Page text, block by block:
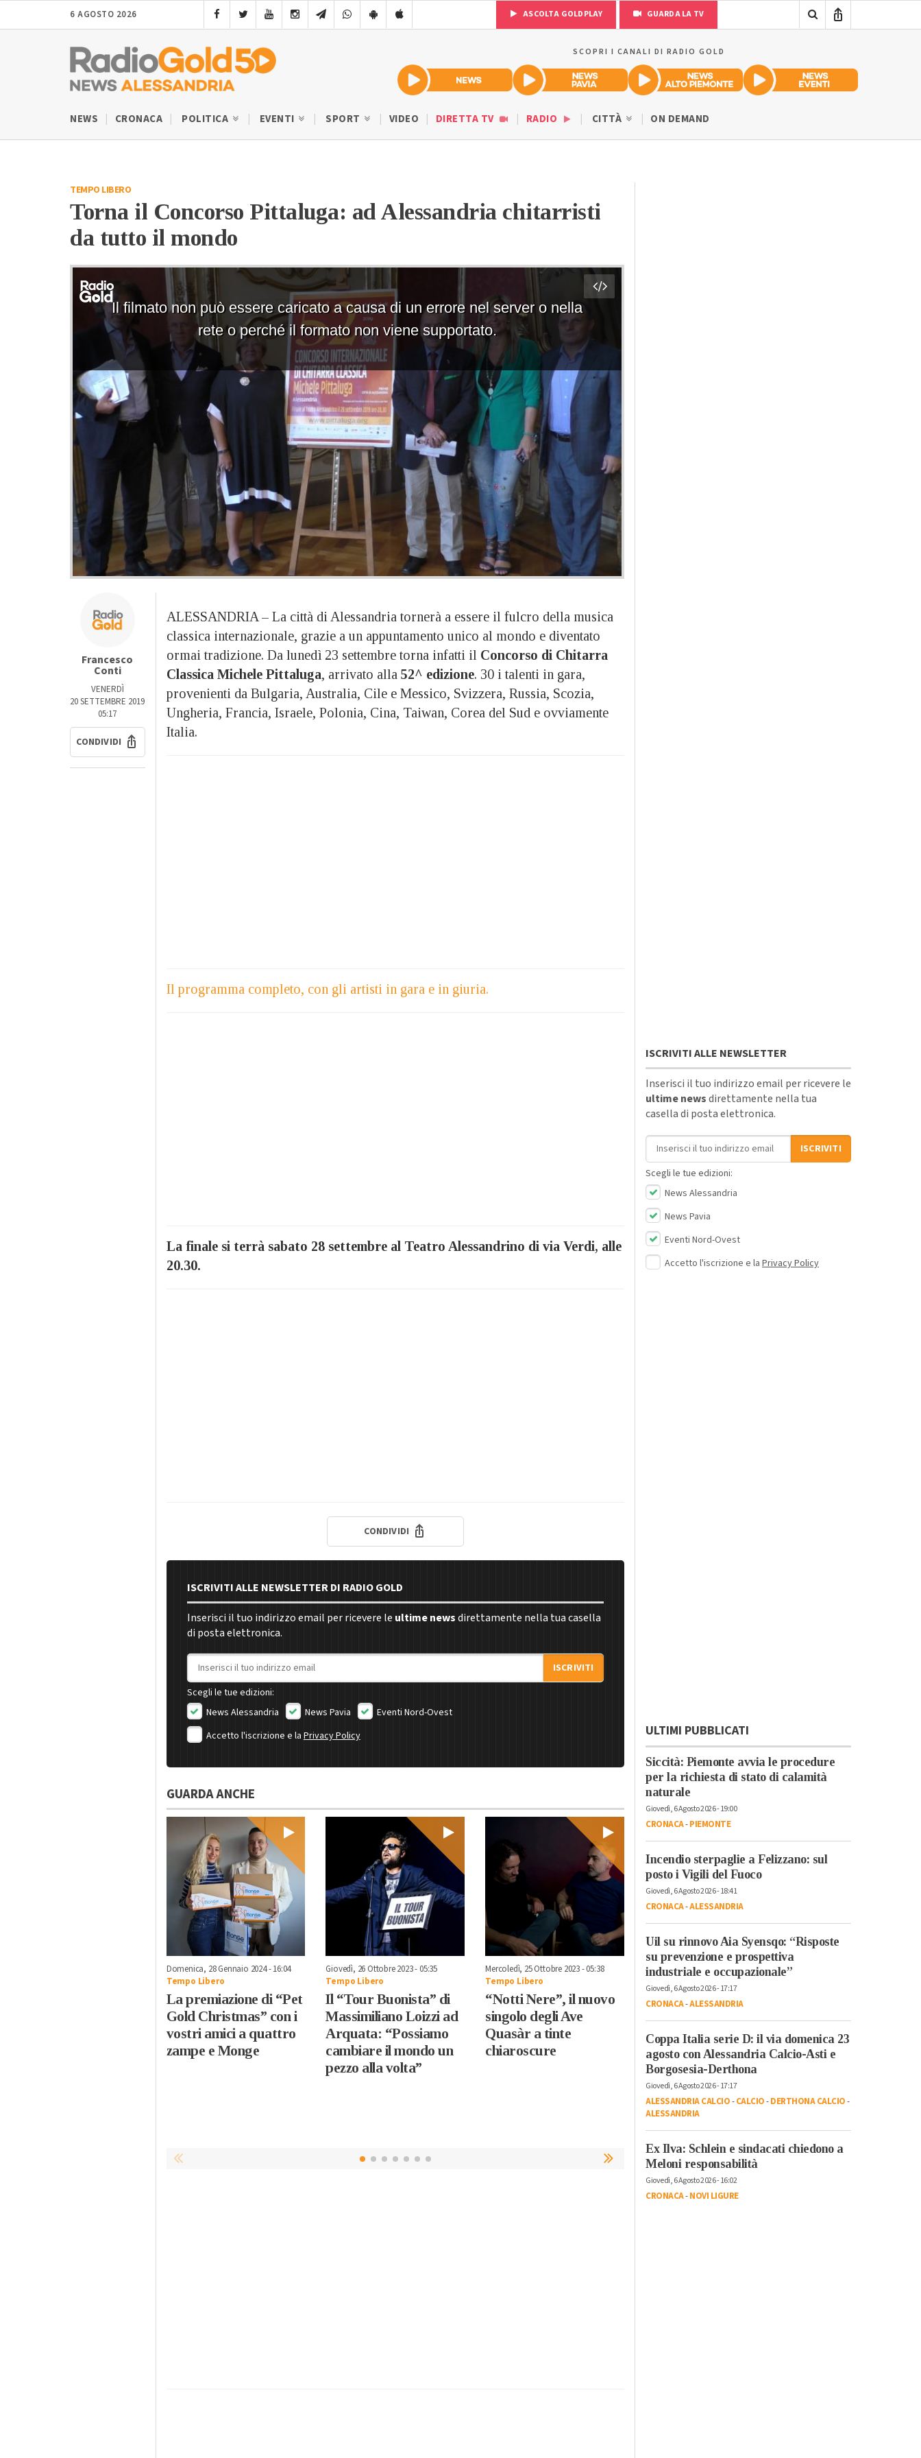
6 AGOSTO 2026 ASCOLTA GOLDPLAY GUARDA LA TV
SCOPRI I CANALI DI RADIO GOLD
NEWS CRONACA POLITICA EVENTI SPORT VIDEO DIRETTA TV RADIO CITTÀ ON DEMAND
TEMPO LIBERO
Torna il Concorso Pittaluga: ad Alessandria chitarristi
da tutto il mondo
Francesco
Conti
VENERDÌ
20 SETTEMBRE 2019
05:17
CONDIVIDI
ALESSANDRIA – La città di Alessandria tornerà a essere il fulcro della musica
classica internazionale, grazie a un appuntamento unico al mondo e diventato
ormai tradizione. Da lunedì 23 settembre torna infatti il Concorso di Chitarra
Classica Michele Pittaluga, arrivato alla 52^ edizione. 30 i talenti in gara,
provenienti da Bulgaria, Australia, Cile e Messico, Svizzera, Russia, Scozia,
Ungheria, Francia, Israele, Polonia, Cina, Taiwan, Corea del Sud e ovviamente
Italia.
Il programma completo, con gli artisti in gara e in giuria.
La finale si terrà sabato 28 settembre al Teatro Alessandrino di via Verdi, alle
20.30.
CONDIVIDI
ISCRIVITI ALLE NEWSLETTER DI RADIO GOLD
Inserisci il tuo indirizzo email per ricevere le ultime newsdirettamente nella tua casella
di posta elettronica.
Indirizzo email
ISCRIVITI
Scegli le tue edizioni:
News Alessandria
News Pavia
Eventi Nord-Ovest
Accetto l'iscrizione e laPrivacy Policy
GUARDA ANCHE
Domenica, 28 Gennaio 2024 - 16:04
Tempo Libero
La premiazione di “Pet
Gold Christmas” con i
vostri amici a quattro
zampe e Monge
Giovedì, 26 Ottobre 2023 - 05:35
Tempo Libero
Il “Tour Buonista” di
Massimiliano Loizzi ad
Arquata: “Possiamo
cambiare il mondo un
pezzo alla volta”
Mercoledì, 25 Ottobre 2023 - 05:38
Tempo Libero
“Notti Nere”, il nuovo
singolo degli Ave
Quasàr a tinte
chiaroscure
Lunedì, 23 Ottobre 2023 - 07:37
“Cursa di caraté” a
Rivarone: all’ultima
curva vince il rione
Castello
contemporanea
protagonista con
“Diffusissima 2023”
ISCRIVITI ALLE NEWSLETTER
Inserisci il tuo indirizzo email per ricevere le
ultime newsdirettamente nella tua
casella di posta elettronica.
Indirizzo email
ISCRIVITI
Scegli le tue edizioni:
News Alessandria
News Pavia
Eventi Nord-Ovest
Accetto l'iscrizione e la Privacy Policy
ULTIMI PUBBLICATI
Siccità: Piemonte avvia le procedure
per la richiesta di stato di calamità
naturale
Giovedì, 6 Agosto 2026 - 19:00
CRONACA-PIEMONTE
Incendio sterpaglie a Felizzano: sul
posto i Vigili del Fuoco
Giovedì, 6 Agosto 2026 - 18:41
CRONACA-ALESSANDRIA
Uil su rinnovo Aia Syensqo: “Risposte
su prevenzione e prospettiva
industriale e occupazionale”
Giovedì, 6 Agosto 2026 - 17:17
CRONACA-ALESSANDRIA
Coppa Italia serie D: il via domenica 23
agosto con Alessandria Calcio-Asti e
Borgosesia-Derthona
Giovedì, 6 Agosto 2026 - 17:17
ALESSANDRIA CALCIO-CALCIO-DERTHONA CALCIO-
ALESSANDRIA
Ex Ilva: Schlein e sindacati chiedono a
Meloni responsabilità
Giovedì, 6 Agosto 2026 - 16:02
CRONACA-NOVI LIGURE